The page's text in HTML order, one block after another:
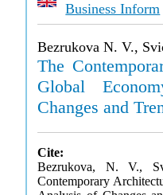
Business Inform
Bezrukova N. V.,
The
Global
Changes and
Cite:
Bezrukova, N. V.,
Contemporary